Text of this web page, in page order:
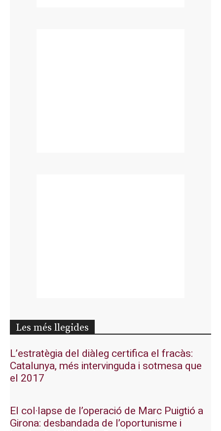
Les més llegides
L’estratègia del diàleg certifica el fracàs:
Catalunya, més intervinguda i sotmesa que
el 2017
El col·lapse de l’operació de Marc Puigtió a
Girona: desbandada de l’oportunisme i